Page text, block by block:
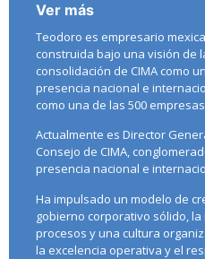
Ver más
Teodoro es empresario
construida bajo una visión de
consolidación de CIMA como
presencia nacional e
como una de las 500
Actualmente es Director
Consejo de CIMA,
presencia nacional e
Ha impulsado un modelo de
gobierno corporativo sólido,
procesos y una cultura
la excelencia operativa y el